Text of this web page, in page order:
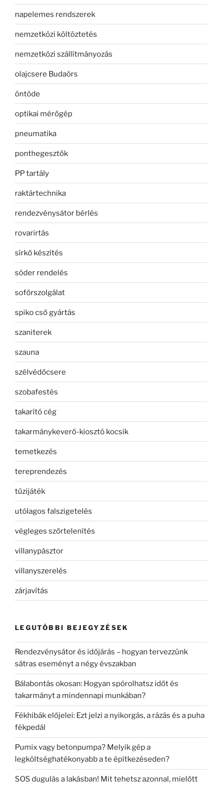
napelemes rendszerek
nemzetközi költöztetés
nemzetközi szállítmányozás
olajcsere Budaörs
öntöde
optikai mérőgép
pneumatika
ponthegesztők
PP tartály
raktártechnika
rendezvénysátor bérlés
rovarirtás
sírkő készítés
sóder rendelés
sofőrszolgálat
spiko cső gyártás
szaniterek
szauna
szélvédőcsere
szobafestés
takarító cég
takarmánykeverő-kiosztó kocsik
temetkezés
tereprendezés
tűzijáték
utólagos falszigetelés
végleges szőrtelenítés
villanypásztor
villanyszerelés
zárjavítás
LEGUTÓBBI BEJEGYZÉSEK
Rendezvénysátor és időjárás – hogyan tervezzünk
sátras eseményt a négy évszakban
Bálabontás okosan: Hogyan spórolhatsz időt és
takarmányt a mindennapi munkában?
Fékhibák előjelei: Ezt jelzi a nyikorgás, a rázás és a puha
fékpedál
Pumix vagy betonpumpa? Melyik gép a
legköltséghatékonyabb a te építkezéseden?
SOS dugulás a lakásban! Mit tehetsz azonnal, mielőtt